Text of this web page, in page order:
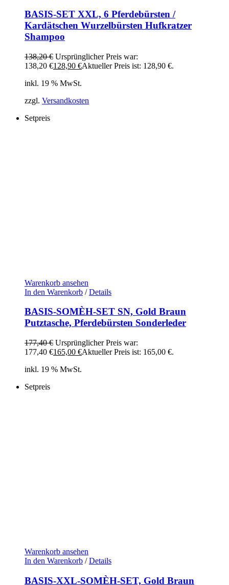
BASIS-SET XXL, 6 Pferdebürsten /
Kardätschen Wurzelbürsten Hufkratzer
Shampoo
138,20€ Ursprünglicher Preis war:
138,20 €128,90 €Aktueller Preis ist: 128,90 €.
inkl. 19 % MwSt.
zzgl. Versandkosten
Setpreis
Warenkorb ansehen
In den Warenkorb / Details
BASIS-SOMÈH-SET SN, Gold Braun
Putztasche, Pferdebürsten Sonderleder
177,40€ Ursprünglicher Preis war:
177,40 €165,00 €Aktueller Preis ist: 165,00 €.
inkl. 19 % MwSt.
Setpreis
Warenkorb ansehen
In den Warenkorb / Details
BASIS-XXL-SOMÈH-SET, Gold Braun